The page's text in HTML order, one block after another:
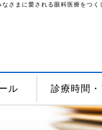
さまに愛される眼科医療をつく
ル 診療時間